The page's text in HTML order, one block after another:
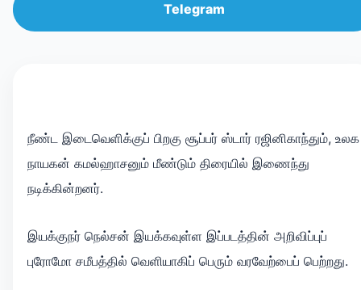
Telegram
நீண்ட இடைவெளிக்குப் பிறகு சூப்பர் ஸ்டார் ரஜினிகாந்தும், உலக
நாயகன் கமல்ஹாசனும் மீண்டும் திரையில் இணைந்து
நடிக்கின்றனர்.
இயக்குநர் நெல்சன் இயக்கவுள்ள இப்படத்தின் அறிவிப்புப்
புரோமோ சமீபத்தில் வெளியாகிப் பெரும் வரவேற்பைப் பெற்றது.